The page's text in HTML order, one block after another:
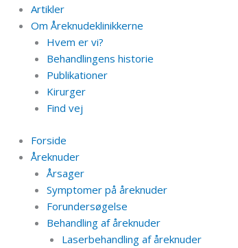
Artikler
Om Åreknudeklinikkerne
Hvem er vi?
Behandlingens historie
Publikationer
Kirurger
Find vej
Forside
Åreknuder
Årsager
Symptomer på åreknuder
Forundersøgelse
Behandling af åreknuder
Laserbehandling af åreknuder